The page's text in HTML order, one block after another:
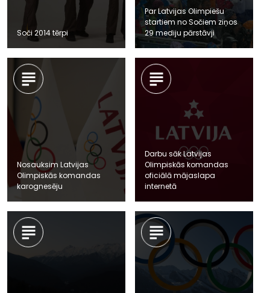
Soči 2014 tērpi
Par Latvijas Olimpiešu
startiem no Sočiem ziņos
29 mediju pārstāvji
Nosauksim Latvijas
Olimpiskās komandas
karognesēju
Darbu sāk Latvijas
Olimpiskās komandas
oficiālā mājaslapa
internetā